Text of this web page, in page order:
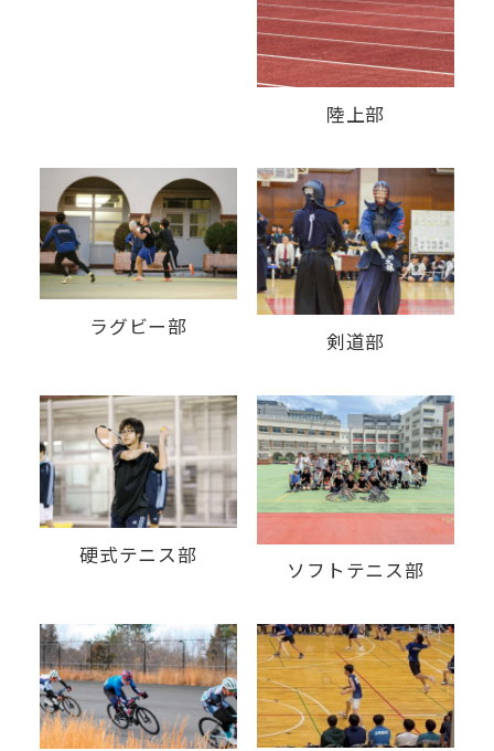
陸上部
ラグビー部
剣道部
硬式テニス部
ソフトテニス部